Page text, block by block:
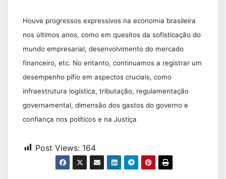
Houve progressos expressivos na economia brasileira
nos últimos anos, como em quesitos da sofisticação do
mundo empresarial, desenvolvimento do mercado
financeiro, etc. No entanto, continuamos a registrar um
desempenho pífio em aspectos cruciais, como
infraestrutura logística, tributação, regulamentação
governamental, dimensão dos gastos do governo e
confiança nos políticos e na Justiça
Post Views: 164